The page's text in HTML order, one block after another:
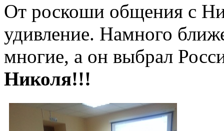
От роскоши общения с
удивление. Намного
многие, а он выбрал
Николя!!!